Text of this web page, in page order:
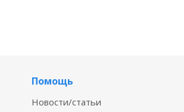
Помощь
Новости/статьи